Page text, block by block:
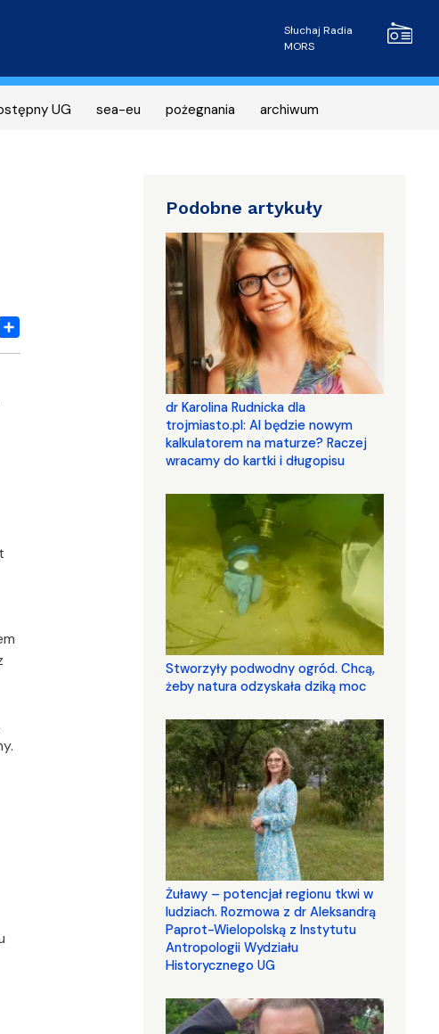
Radio
Słuchaj Radia
MORS
UG sea-eu pożegnania archiwum
Podobne artykuły
dr Karolina Rudnicka dla
trojmiasto.pl: AI będzie nowym
kalkulatorem na maturze? Raczej
wracamy do kartki i długopisu
Stworzyły podwodny ogród. Chcą,
żeby natura odzyskała dziką moc
Żuławy – potencjał regionu tkwi w
ludziach. Rozmowa z dr Aleksandrą
Paprot-Wielopolską z Instytutu
Antropologii Wydziału
Historycznego UG